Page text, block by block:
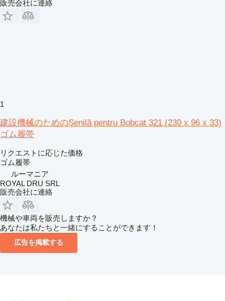
販売会社に連絡
1
建設機械のためのȘenilă pentru Bobcat 321 (230 x 96 x 33)
ゴム履帯
リクエストに応じた価格
ゴム履帯
ルーマニア
ROYAL DRU SRL
販売会社に連絡
機械や車両を販売しますか？
あなたは私たちと一緒にすることができます！
広告を掲載する